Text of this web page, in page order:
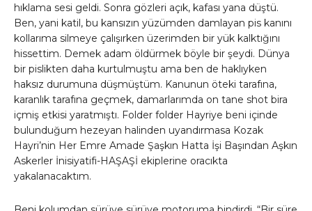
hıklama sesi geldi. Sonra gözleri açık, kafası yana düştü.
Ben, yani katil, bu kansızın yüzümden damlayan pis kanını
kollarıma silmeye çalışırken üzerimden bir yük kalktığını
hissettim. Demek adam öldürmek böyle bir şeydi. Dünya
bir pislikten daha kurtulmuştu ama ben de haklıyken
haksız durumuna düşmüştüm. Kanunun öteki tarafına,
karanlık tarafına geçmek, damarlarımda on tane shot bira
içmiş etkisi yaratmıştı. Folder folder Hayriye beni içinde
bulunduğum hezeyan halinden uyandırmasa Kozak
Hayri’nin Her Emre Amade Şaşkın Hatta İşi Başından Aşkın
Askerler İnisiyatifi-HAŞAŞİ ekiplerine oracıkta
yakalanacaktım.